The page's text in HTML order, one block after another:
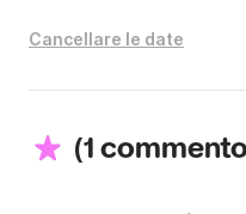
Cancellare le date
(1 commento